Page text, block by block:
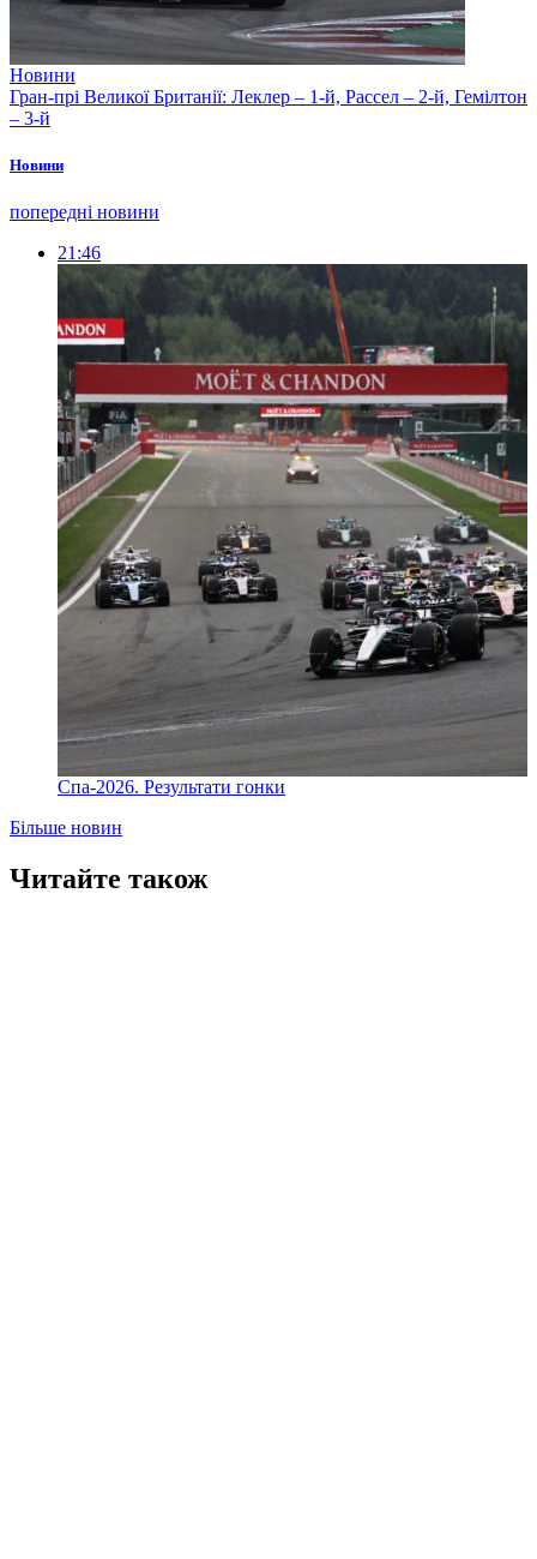
Новини
Гран-прі Великої Британії: Леклер – 1-й, Рассел – 2-й, Гемілтон
– 3-й
Новини
попередні новини
21:46
Спа-2026. Результати гонки
Більше новин
Читайте також